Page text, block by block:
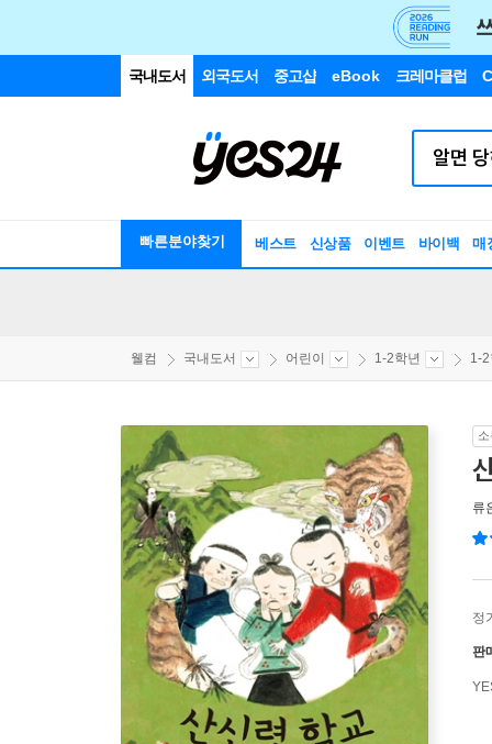
국내도서 외국도서 중고샵 eBook 크레마클럽
빠른분야찾기 베스트 신상품 이벤트 바이백 매
웰컴 국내도서 어린이 1-2학년 1-
류
정
판